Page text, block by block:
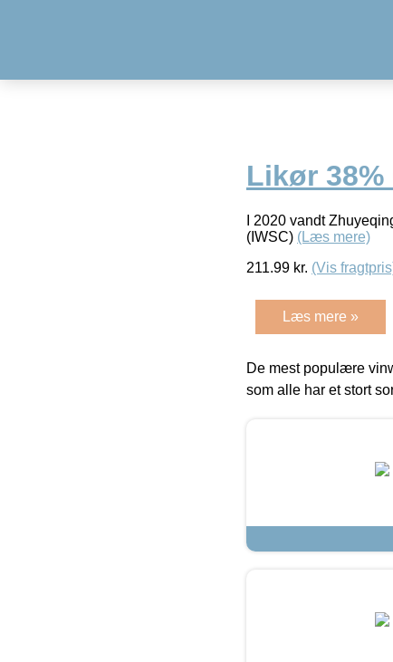
Likør 38%
I 2020 vandt
(IWSC) (Læs mere)
211.99 kr. (Vis
Læs mere »
De mest populære
som alle har et stort